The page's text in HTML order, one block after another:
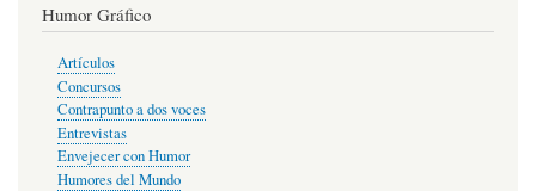
Humor Gráfico
Artículos
Concursos
Contrapunto a dos voces
Entrevistas
Envejecer con Humor
Humores del Mundo